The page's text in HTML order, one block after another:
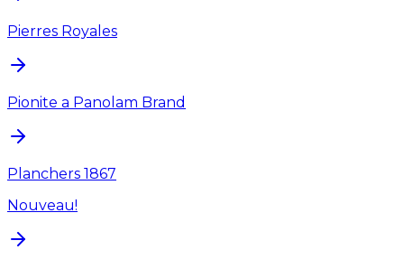
Pierres Royales
Pionite a Panolam Brand
Planchers 1867
Nouveau!